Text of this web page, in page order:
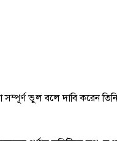
ভুল বলে দাবি করেন